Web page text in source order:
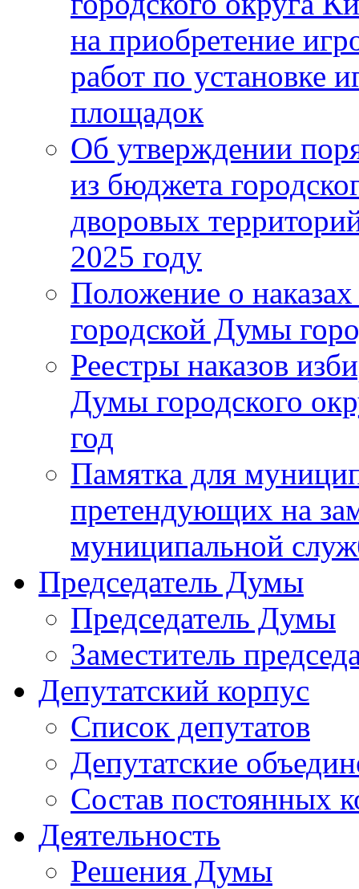
на приобретение
работ по установке
площадок
Об утверждении
из бюджета
дворовых
2025 году
Положение о
городской Думы
Реестры наказов
Думы городского
год
Памятка для
претендующих на
муниципальной
Председатель Думы
Председатель Думы
Заместитель
Депутатский корпус
Список депутатов
Депутатские
Состав постоянных
Деятельность
Решения Думы